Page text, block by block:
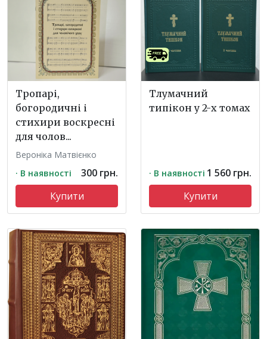
Тропарі,
богородичні і
стихири воскресні
для чолов...
Вероніка Матвієнко
· В наявності
300 грн.
Купити
Тлумачний
типікон у 2-х томах
· В наявності 1 560 грн.
Купити